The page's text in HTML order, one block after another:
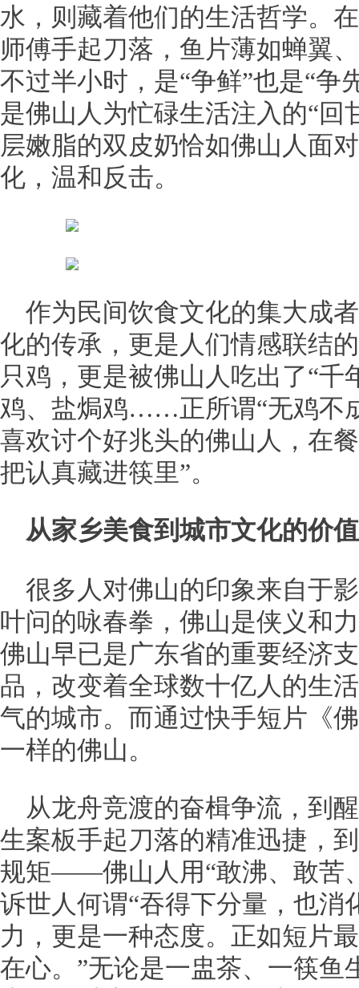
水，则藏着他们的生活哲学。
师傅手起刀落，鱼片薄如蝉翼
不过半小时，是“争鲜”也是“争
是佛山人为忙碌生活注入的“回
层嫩脂的双皮奶恰如佛山人面
化，温和反击。
作为民间饮食文化的集大成
化的传承，更是人们情感联结
只鸡，更是被佛山人吃出了“千
鸡、盐焗鸡……正所谓“无鸡不
喜欢讨个好兆头的佛山人，在
把认真藏进筷里”。
从家乡美食到城市文化的价
很多人对佛山的印象来自于
叶问的咏春拳，佛山是侠义和
佛山早已是广东省的重要经济
品，改变着全球数十亿人的生
气的城市。而通过快手短片《
一样的佛山。
从龙舟竞渡的奋楫争流，到
生案板手起刀落的精准迅捷，
规矩——佛山人用“敢沸、敢苦
诉世人何谓“吞得下分量，也消
力，更是一种态度。正如短片
在心。”无论是一盅茶、一筷鱼